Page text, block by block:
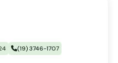
(19) 3746-1707